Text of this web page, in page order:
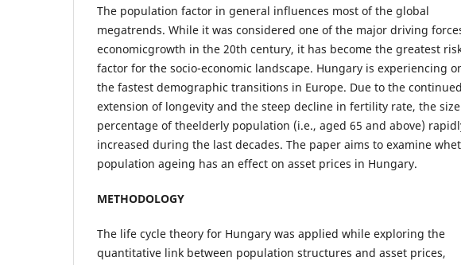
The population factor in general influences most of the global
megatrends. While it was considered one of the major driving
economicgrowth in the 20th century, it has become the greatest
factor for the socio-economic landscape. Hungary is experiencing
the fastest demographic transitions in Europe. Due to the continued
extension of longevity and the steep decline in fertility rate, the
percentage of theelderly population (i.e., aged 65 and above)
increased during the last decades. The paper aims to examine
population ageing has an effect on asset prices in Hungary.
METHODOLOGY
The life cycle theory for Hungary was applied while exploring the
quantitative link between population structures and asset prices,